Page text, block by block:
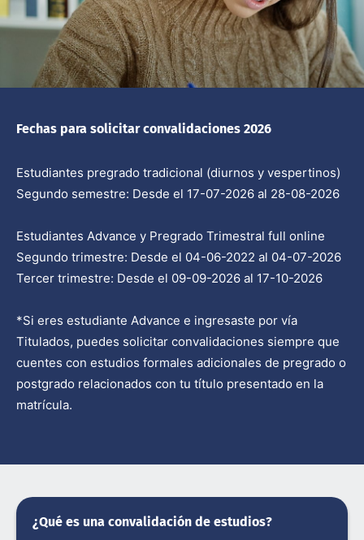
Fechas para solicitar convalidaciones 2026
Estudiantes pregrado tradicional (diurnos y vespertinos)
Segundo semestre: Desde el 17-07-2026 al 28-08-2026
Estudiantes Advance y Pregrado Trimestral full online
Segundo trimestre: Desde el 04-06-2022 al 04-07-2026
Tercer trimestre: Desde el 09-09-2026 al 17-10-2026
*Si eres estudiante Advance e ingresaste por vía
Titulados, puedes solicitar convalidaciones siempre que
cuentes con estudios formales adicionales de pregrado o
postgrado relacionados con tu título presentado en la
matrícula.
¿Qué es una convalidación de estudios?